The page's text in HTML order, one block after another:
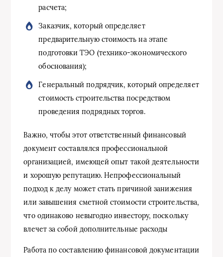
расчета;
Заказчик, который определяет
предварительную стоимость на этапе
подготовки ТЭО (технико-экономического
обоснования);
Генеральный подрядчик, который определяет
стоимость строительства посредством
проведения подрядных торгов.
Важно, чтобы этот ответственный финансовый
документ составлялся профессиональной
организацией, имеющей опыт такой деятельности
и хорошую репутацию. Непрофессиональный
подход к делу может стать причиной занижения
или завышения сметной стоимости строительства,
что одинаково невыгодно инвестору, поскольку
влечет за собой дополнительные расходы
Работа по составлению финансовой документации